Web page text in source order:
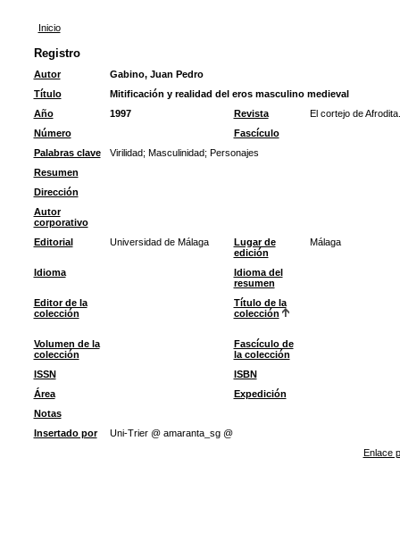
Inicio
Registro
Autor
Gabino, Juan Pedro
Título
Mitificación y realidad del eros masculino medieval
Año
1997 Revista
El cortejo de
Número
Fascículo
Palabras clave
Virilidad; Masculinidad; Personajes
Resumen
Dirección
Autor
corporativo
Editorial
Universidad de Málaga
Lugar de
edición
Málaga
Idioma
Idioma del
resumen
Editor de la
colección
Título de la
colección
Volumen de la
colección
Fascículo de
la colección
ISSN
ISBN
Área
Expedición
Notas
Insertado por
Uni-Trier @ amaranta_sg @
Enlace